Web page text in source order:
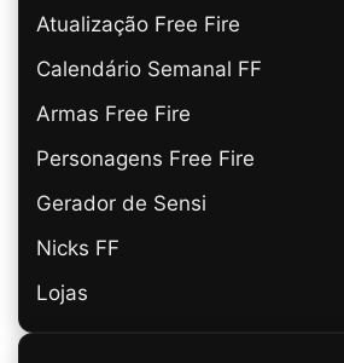
Atualização Free Fire
Calendário Semanal FF
Armas Free Fire
Personagens Free Fire
Gerador de Sensi
Nicks FF
Lojas